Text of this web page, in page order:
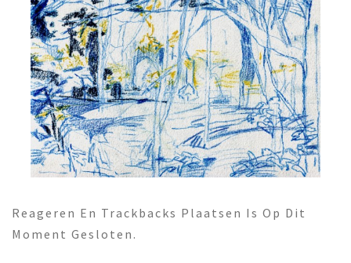
Reageren En Trackbacks Plaatsen Is Op Dit
Moment Gesloten.